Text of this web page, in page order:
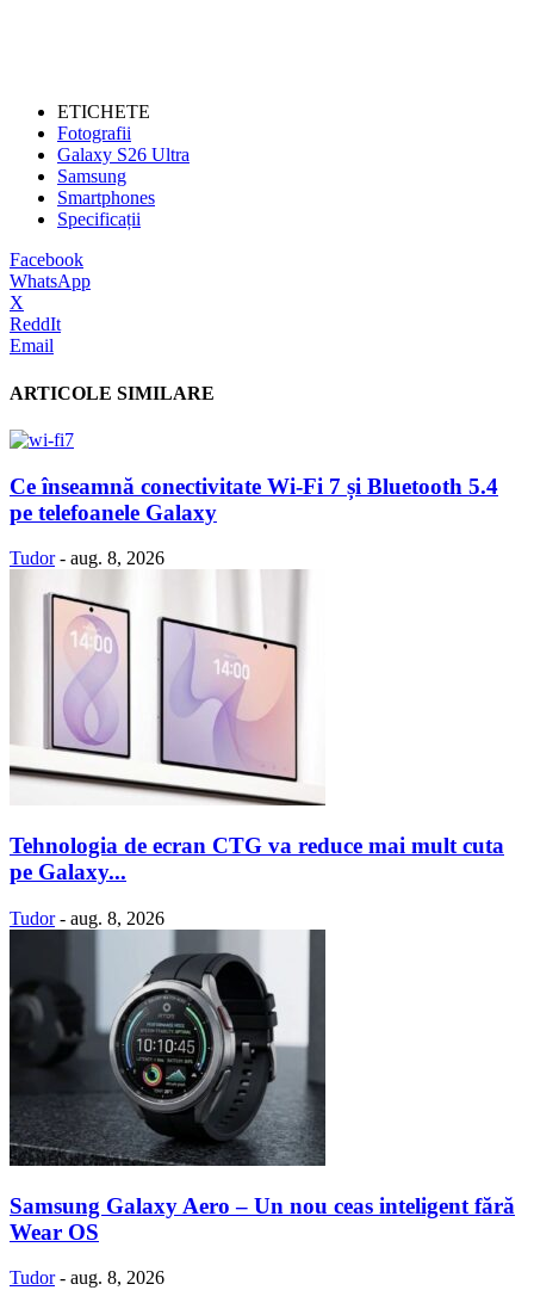
ETICHETE
Fotografii
Galaxy S26 Ultra
Samsung
Smartphones
Specificații
Facebook
WhatsApp
X
ReddIt
Email
ARTICOLE SIMILARE
Ce înseamnă conectivitate Wi-Fi 7 și Bluetooth 5.4
pe telefoanele Galaxy
Tudor - aug. 8, 2026
Tehnologia de ecran CTG va reduce mai mult cuta
pe Galaxy...
Tudor - aug. 8, 2026
Samsung Galaxy Aero – Un nou ceas inteligent fără
Wear OS
Tudor - aug. 8, 2026